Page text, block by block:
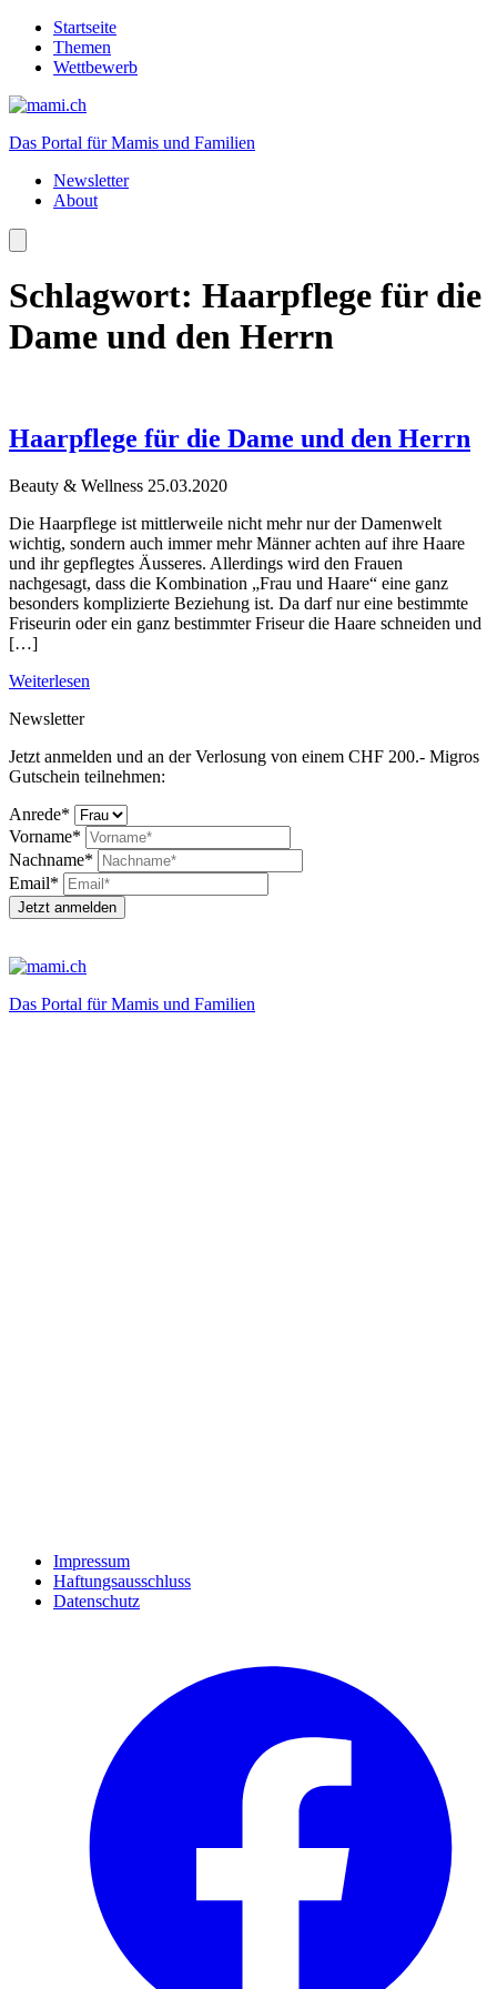
Startseite
Themen
Wettbewerb
Das Portal für Mamis und Familien
Newsletter
About
Schlagwort: Haarpflege für die
Dame und den Herrn
Haarpflege für die Dame und den Herrn
Beauty & Wellness 25.03.2020
Die Haarpflege ist mittlerweile nicht mehr nur der Damenwelt
wichtig, sondern auch immer mehr Männer achten auf ihre Haare
und ihr gepflegtes Äusseres. Allerdings wird den Frauen
nachgesagt, dass die Kombination „Frau und Haare“ eine ganz
besonders komplizierte Beziehung ist. Da darf nur eine bestimmte
Friseurin oder ein ganz bestimmter Friseur die Haare schneiden und
[…]
Weiterlesen
Newsletter
Jetzt anmelden und an der Verlosung von einem CHF 200.- Migros
Gutschein teilnehmen:
Anrede*
Vorname*
Nachname*
Email*
Jetzt anmelden
Das Portal für Mamis und Familien
Impressum
Haftungsausschluss
Datenschutz